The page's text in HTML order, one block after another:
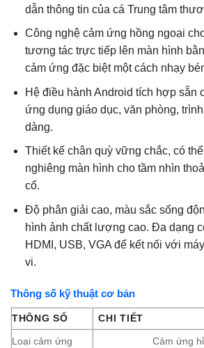
dẫn thông tin của cá Trung tâm
Công nghệ cảm ứng hồng ngoại
tương tác trực tiếp lên màn hình
cảm ứng đặc biệt một cách nhạy
Hệ điều hành Android tích hợp sẵn
ứng dụng giáo dục, văn phòng,
dàng.
Thiết kế chân quỳ vững chắc, có
nghiêng màn hình cho tầm nhìn
cổ.
Độ phân giải cao, màu sắc sống
hình ảnh chất lượng cao. Đa dạng
HDMI, USB, VGA để kết nối với
vi.
Thông số kỹ thuật cơ bản
THÔNG SỐ CHI TIẾT
Loại cảm ứng Cảm ứng